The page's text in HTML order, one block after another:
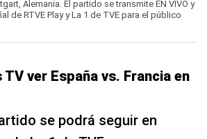
se podrá seguir en
de La 1 de TVE y en
países de Sudaméricase
+ mientras que en
de Sky Sports.